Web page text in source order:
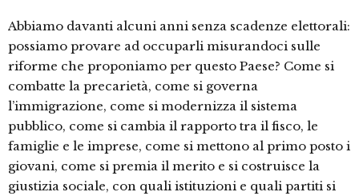
Abbiamo davanti alcuni anni senza scadenze elettorali:
possiamo provare ad occuparli misurandoci sulle
riforme che proponiamo per questo Paese? Come si
combatte la precarietà, come si governa
l’immigrazione, come si modernizza il sistema
pubblico, come si cambia il rapporto tra il fisco, le
famiglie e le imprese, come si mettono al primo posto i
giovani, come si premia il merito e si costruisce la
giustizia sociale, con quali istituzioni e quali partiti si